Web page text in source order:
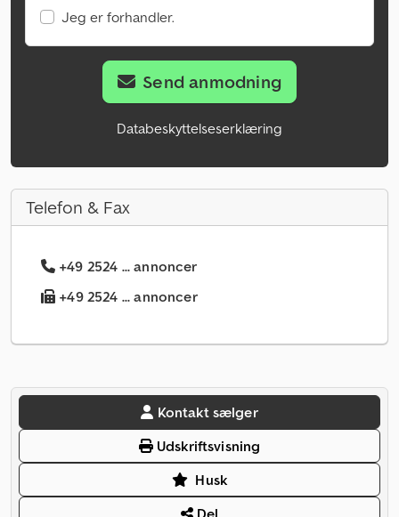
Jeg er forhandler.
Send anmodning
Databeskyttelseserklæring
Telefon & Fax
+49 2524 ... annoncer
+49 2524 ... annoncer
Kontakt sælger
Udskriftsvisning
Husk